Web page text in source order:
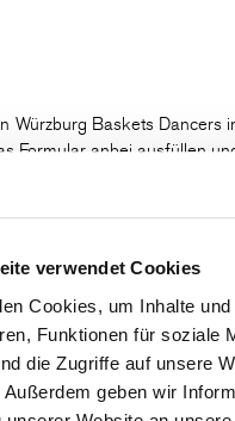
verwendet Cookies
Cookies, um Inhalte
Funktionen für soziale
die Zugriffe auf unsere
geben wir
Würzburg Baskets Dancers
Formular anbei ausfüllen
sich dann gerne per Mail
Blicke hinter die